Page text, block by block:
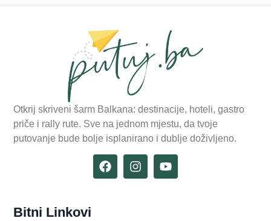
Otkrij skriveni šarm Balkana: destinacije, hoteli, gastro
priče i rally rute. Sve na jednom mjestu, da tvoje
putovanje bude bolje isplanirano i dublje doživljeno.
Bitni Linkovi